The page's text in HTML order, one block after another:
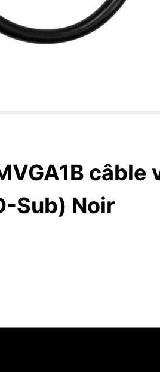
câble
Sub) Noir